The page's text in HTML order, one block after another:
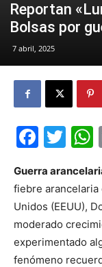
Reportan
Bolsas por
7 abril, 2025
Guerra
fiebre arancelaria
Unidos (EEUU),
moderado
experimentado
fenómeno